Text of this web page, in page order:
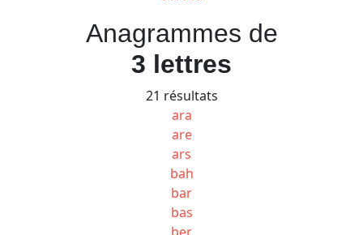
Anagrammes de
3 lettres
21 résultats
ara
are
ars
bah
bar
bas